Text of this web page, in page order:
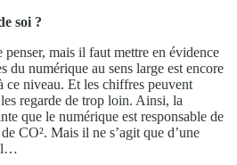
soi ?
mais il faut mettre en évidence
du numérique au sens large est encore
ce niveau. Et les chiffres peuvent
regarde de trop loin. Ainsi, la
que le numérique est responsable de
CO². Mais il ne s’agit que d’une